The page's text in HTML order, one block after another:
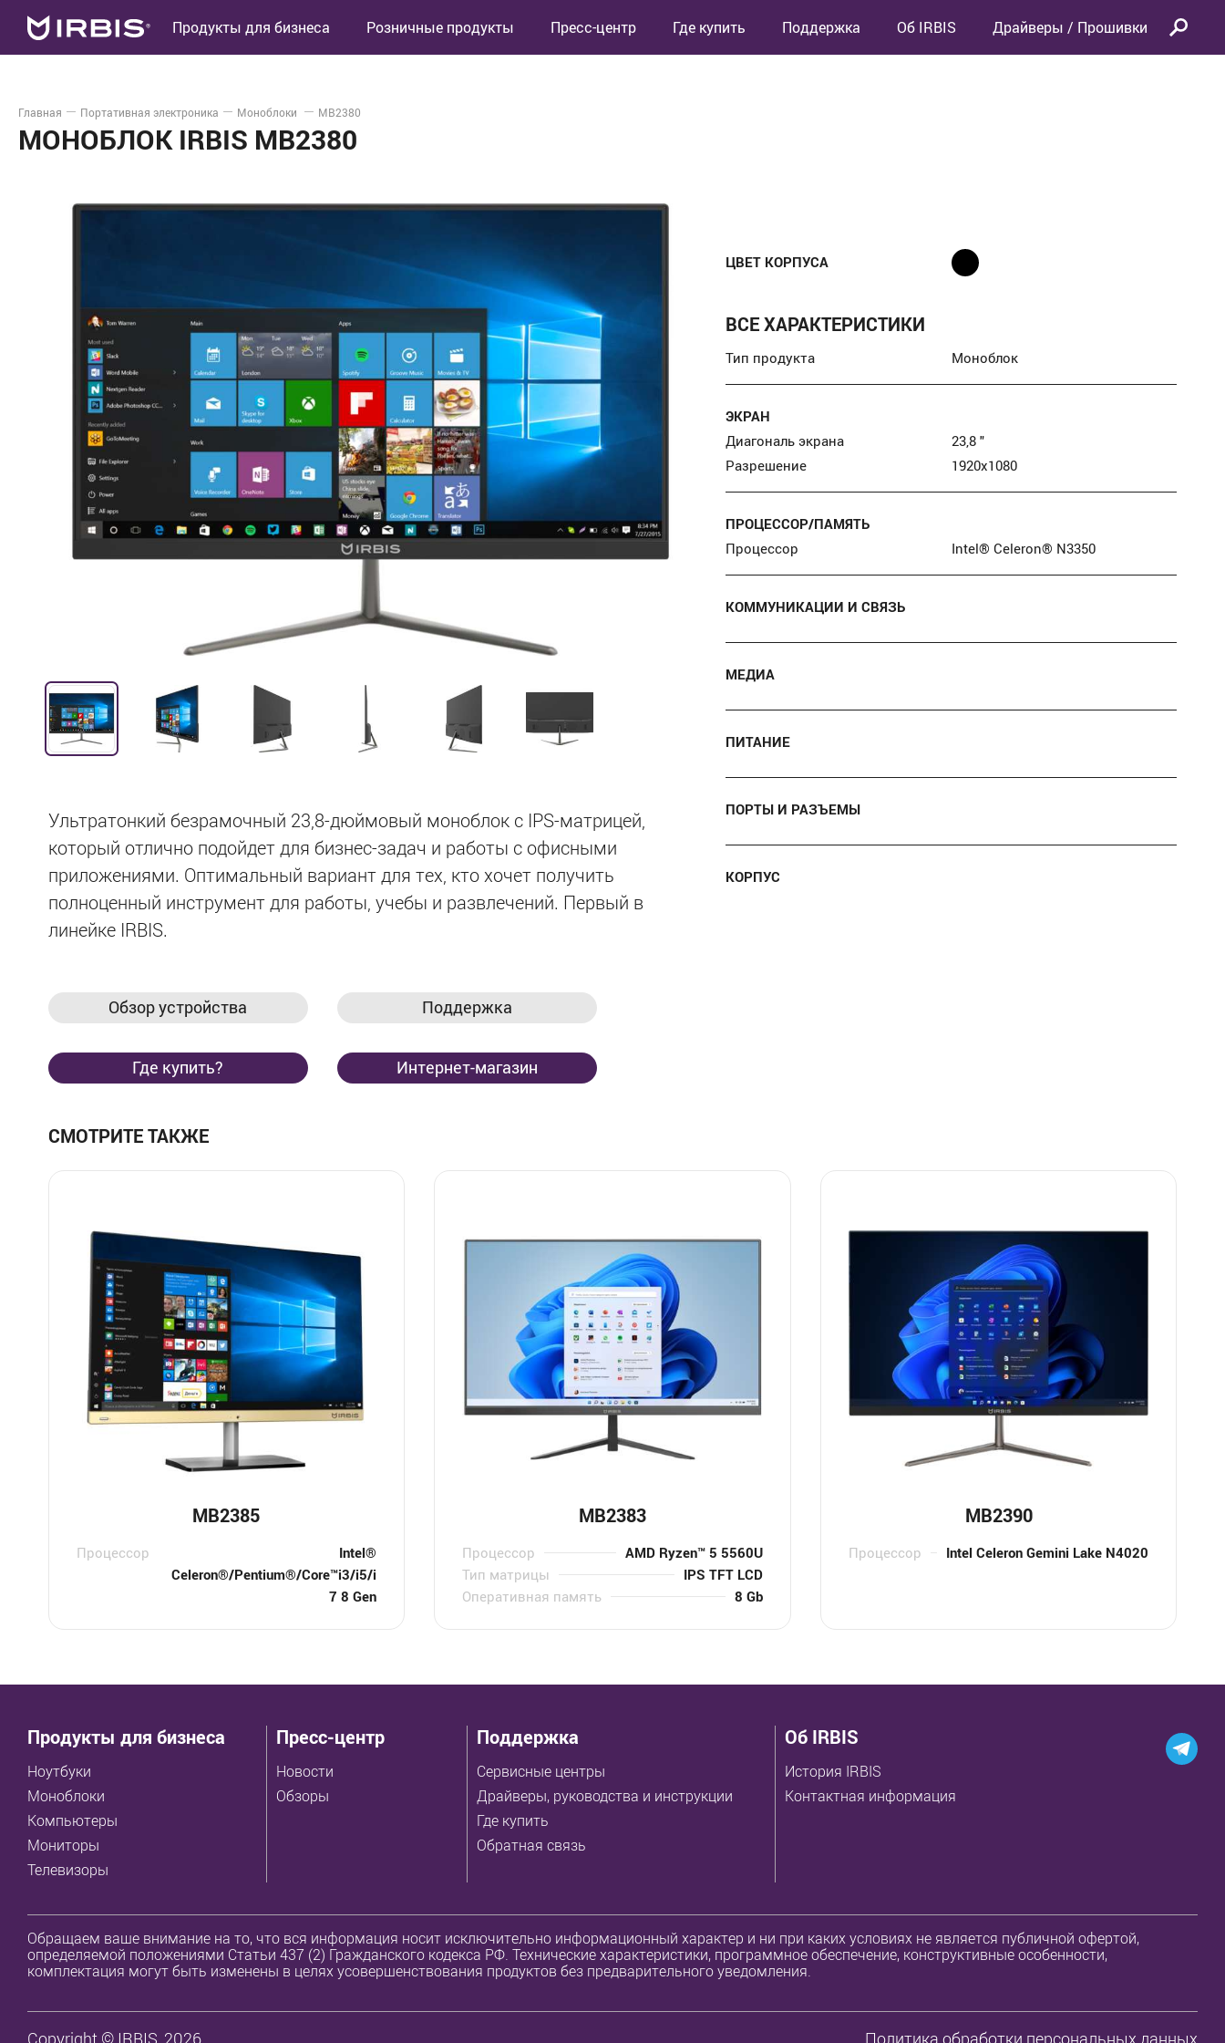
Продукты для бизнеса Розничные продукты Пресс-центр Где купить Поддержка Об IRBIS Драйверы / Прошивки
Главная Портативная электроника Моноблоки MB2380
МОНОБЛОК IRBIS MB2380
Ультратонкий безрамочный 23,8-дюймовый моноблок с IPS-матрицей,
который отлично подойдет для бизнес-задач и работы с офисными
приложениями. Оптимальный вариант для тех, кто хочет получить
полноценный инструмент для работы, учебы и развлечений. Первый в
линейке IRBIS.
Обзор устройства Поддержка
Где купить? Интернет-магазин
ЦВЕТ КОРПУСА
ВСЕ ХАРАКТЕРИСТИКИ
Тип продукта Моноблок
ЭКРАН
Диагональ экрана
23,8 "
Разрешение
1920x1080
ПРОЦЕССОР/ПАМЯТЬ
Процессор
Intel® Celeron® N3350
КОММУНИКАЦИИ И СВЯЗЬ
МЕДИА
ПИТАНИЕ
ПОРТЫ И РАЗЪЕМЫ
КОРПУС
СМОТРИТЕ ТАКЖЕ
MB2385
Процессор
Intel®
Celeron®/Pentium®/Core™i3/i5/i
7 8 Gen
MB2383
Процессор
AMD Ryzen™ 5 5560U
Тип матрицы
IPS TFT LCD
Оперативная память
8 Gb
MB2390
Процессор Intel Celeron Gemini Lake N4020
Продукты для бизнеса
Ноутбуки
Моноблоки
Компьютеры
Мониторы
Телевизоры
Пресс-центр
Новости
Обзоры
Поддержка
Сервисные центры
Драйверы, руководства и инструкции
Где купить
Обратная связь
Об IRBIS
История IRBIS
Контактная информация
Обращаем ваше внимание на то, что вся информация носит исключительно информационный характер и ни при каких условиях не является публичной офертой,
определяемой положениями Статьи 437 (2) Гражданского кодекса РФ. Технические характеристики, программное обеспечение, конструктивные особенности,
комплектация могут быть изменены в целях усовершенствования продуктов без предварительного уведомления.
Copyright © IRBIS, 2026 Политика обработки персональных данных